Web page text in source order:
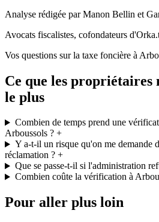
Analyse rédigée par Manon Bellin et
Avocats fiscalistes, cofondateurs
Vos questions sur la taxe foncière à
Ce que les propriétaires
le plus
Combien de temps prend une
Arboussols ? +
Y a-t-il un risque qu'on me demande
réclamation ? +
Que se passe-t-il si l'administration
Combien coûte la vérification à
Pour aller plus loin